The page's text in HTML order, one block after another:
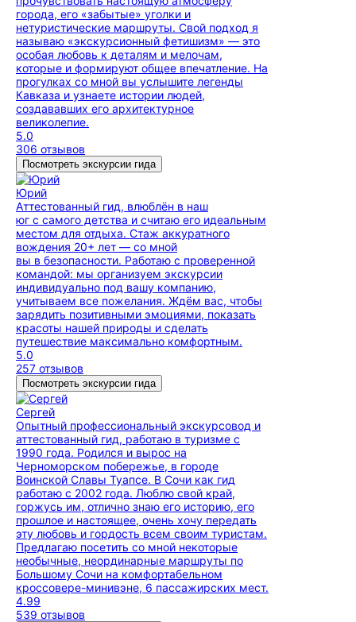
города, его «забытые» уголки и
нетуристические маршруты. Свой подход я
называю «экскурсионный фетишизм» — это
особая любовь к деталям и мелочам,
которые и формируют общее впечатление. На
прогулках со мной вы услышите легенды
Кавказа и узнаете истории людей,
создававших его архитектурное
великолепие.
5.0
306 отзывов
Посмотреть экскурсии гида
Юрий
Аттестованный гид, влюблён в наш
юг с самого детства и считаю его идеальным
местом для отдыха. Стаж аккуратного
вождения 20+ лет — со мной
вы в безопасности. Работаю с проверенной
командой: мы организуем экскурсии
индивидуально под вашу компанию,
учитываем все пожелания. Ждём вас, чтобы
зарядить позитивными эмоциями, показать
красоты нашей природы и сделать
путешествие максимально комфортным.
5.0
257 отзывов
Посмотреть экскурсии гида
Сергей
Опытный профессиональный экскурсовод и
аттестованный гид, работаю в туризме с
1990 года. Родился и вырос на
Черноморском побережье, в городе
Воинской Славы Туапсе. В Сочи как гид
работаю с 2002 года. Люблю свой край,
горжусь им, отлично знаю его историю, его
прошлое и настоящее, очень хочу передать
эту любовь и гордость всем своим туристам.
Предлагаю посетить со мной некоторые
необычные, неординарные маршруты по
Большому Сочи на комфортабельном
кроссовере-минивэне, 6 пассажирских мест.
4.99
539 отзывов